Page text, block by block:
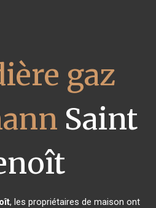
gaz
Saint
, les propriétaires de maison ont